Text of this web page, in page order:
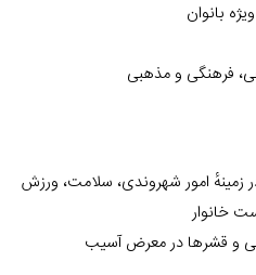
بانوان
فرهنگی و مذهبی
زمینهٔ امور شهروندی، سلامت، ورزش
خانوار
و قشرها در معرض آسیب